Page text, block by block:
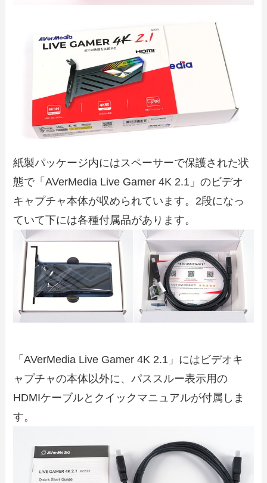
紙製パッケージ内にはスペーサーで保護された状
態で「AVerMedia Live Gamer 4K 2.1」のビデオ
キャプチャ本体が収められています。2段になっ
ていて下には各種付属品があります。
「AVerMedia Live Gamer 4K 2.1」にはビデオキ
ャプチャの本体以外に、パススルー表示用の
HDMIケーブルとクイックマニュアルが付属しま
す。